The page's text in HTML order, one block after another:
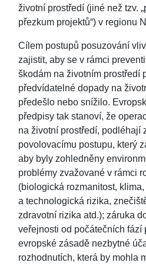
životní prostředí (jiné než tzv.
přezkum projektů“) v regionu
Cílem postupů posuzování
zajistit, aby se v rámci
škodám na životním prostředí
předvídatelné dopady na
předešlo nebo snížilo.
předpisy tak stanoví, že
na životní prostředí, podléhají
povolovacímu postupu, který
aby byly zohledněny
problémy zvažované v rámci
(biologická rozmanitost,
a technologická rizika,
zdravotní rizika atd.); záruka
veřejnosti od počátečních fází
evropské zásadě nezbytné
rozhodnutích, která by mohla